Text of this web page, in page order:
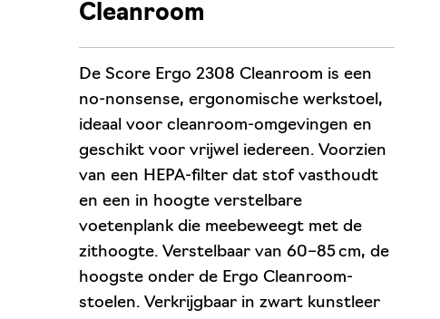
Cleanroom
De Score Ergo 2308 Cleanroom is een
no-nonsense, ergonomische werkstoel,
ideaal voor cleanroom-omgevingen en
geschikt voor vrijwel iedereen. Voorzien
van een HEPA-filter dat stof vasthoudt
en een in hoogte verstelbare
voetenplank die meebeweegt met de
zithoogte. Verstelbaar van 60–85 cm, de
hoogste onder de Ergo Cleanroom-
stoelen. Verkrijgbaar in zwart kunstleer